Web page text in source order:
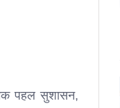
पहल सुशासन,